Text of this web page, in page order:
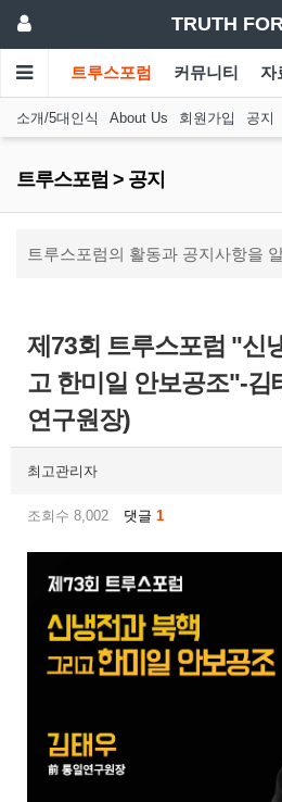
TRUTH
트루스포럼 커뮤니티 자
소개/5대인식 About Us 회원가입 공지
트루스포럼 > 공지
트루스포럼의 활동과 공지사항을
제73회 트루스포럼 "신
고 한미일 안보공조"-김
연구원장)
최고관리자
조회수 8,002 댓글 1